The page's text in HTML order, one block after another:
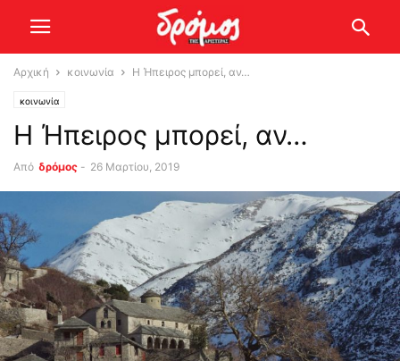
Αρχική κοινωνία Η Ήπειρος μπορεί, αν…
κοινωνία
Η Ήπειρος μπορεί, αν…
Από δρόμος - 26 Μαρτίου, 2019